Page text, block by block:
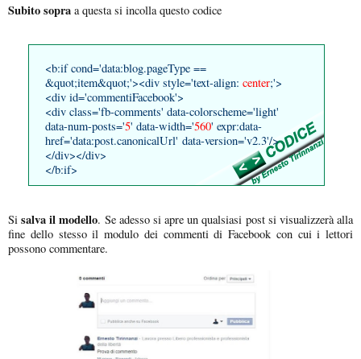
Subito sopra a questa si incolla questo codice
<b:if cond='data:blog.pageType ==
&quot;item&quot;'><div style='text-align: center;'>
<div id='commentiFacebook'>
<div class='fb-comments' data-colorscheme='light'
data-num-posts='5' data-width='560' expr:data-
href='data:post.canonicalUrl' data-version='v2.3'/>
</div></div>
</b:if>
Sisalva il modello. Se adesso si apre un qualsiasi post si visualizzerà alla
fine dello stesso il modulo dei commenti di Facebook con cui i lettori
possono commentare.